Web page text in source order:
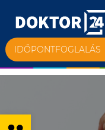
Eszköztár
IDŐPONTFOGLALÁS